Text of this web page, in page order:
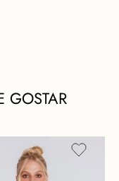
GOSTAR